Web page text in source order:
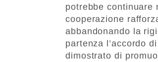
potrebbe continuare
cooperazione
abbandonando la
partenza l’accordo
dimostrato di